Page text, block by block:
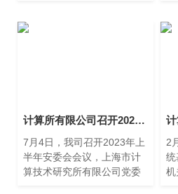
由党委书记、董事长朱闻渊
午
计算所有限公司召开2023年度上半年安全生产委员会会议
7月4日，我司召开2023年上
半年安委会会议，上海市计
算技术研究所有限公司党委
2
统
机